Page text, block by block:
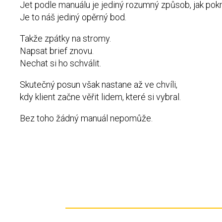
Jet podle manuálu je jediný rozumný způsob, jak
Je to náš jediný opěrný bod.
Takže zpátky na stromy.
Napsat brief znovu.
Nechat si ho schválit.
Skutečný posun však nastane až ve chvíli,
kdy klient začne věřit lidem, které si vybral.
Bez toho žádný manuál nepomůže.